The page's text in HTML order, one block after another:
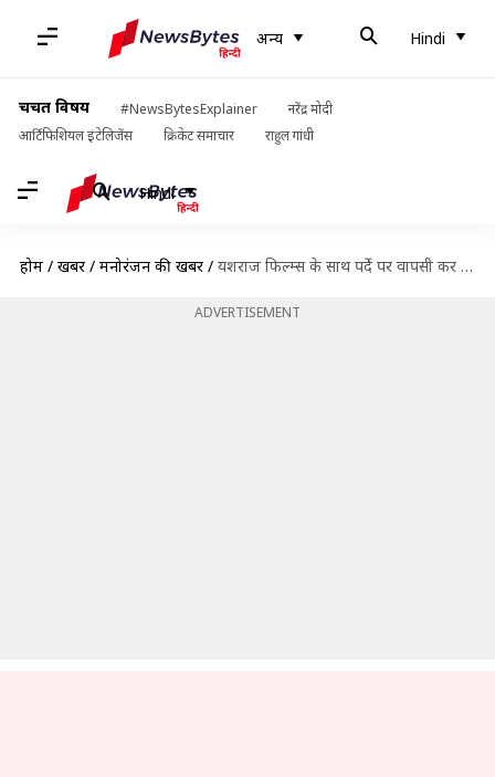
अन्य Hindi
चर्चित विषय #NewsBytesExplainer
नरेंद्र मोदी
आर्टिफिशियल इंटेलिजेंस
क्रिकेट समाचार राहुल गांधी
Hindi
होम / खबरें / मनोरंजन की खबरें / यशराज फिल्म्स के साथ पर्दे पर वापसी कर रहे हैं शाहरुख खान, दिखाएंगे 'पठानी' अंदाज!
ADVERTISEMENT